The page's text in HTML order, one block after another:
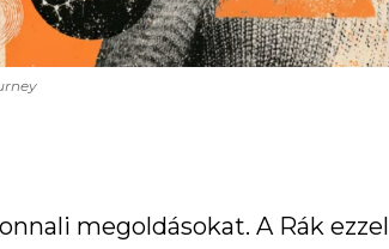
megoldásokat. A Rák ezzel